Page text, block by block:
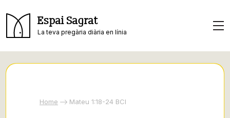
Espai Sagrat
La teva pregària diària en línia
Home Mateu 1:18-24 BCI